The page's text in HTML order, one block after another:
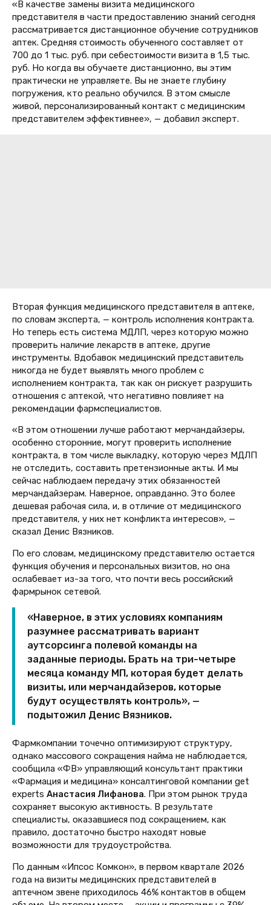
«В качестве замены визита медицинского
представителя в части предоставлению знаний сегодня
рассматривается дистанционное обучение сотрудников
аптек. Средняя стоимость обученного составляет от
700 до 1 тыс. руб. при себестоимости визита в 1,5 тыс.
руб. Но когда вы обучаете дистанционно, вы этим
практически не управляете. Вы не знаете глубину
погружения, кто реально обучился. В этом смысле
живой, персонализированный контакт с медицинским
представителем эффективнее», — добавил эксперт.
Вторая функция медицинского представителя в аптеке,
по словам эксперта, — контроль исполнения контракта.
Но теперь есть система МДЛП, через которую можно
проверить наличие лекарств в аптеке, другие
инструменты. Вдобавок медицинский представитель
никогда не будет выявлять много проблем с
исполнением контракта, так как он рискует разрушить
отношения с аптекой, что негативно повлияет на
рекомендации фармспециалистов.
«В этом отношении лучше работают мерчандайзеры,
особенно сторонние, могут проверить исполнение
контракта, в том числе выкладку, которую через МДЛП
не отследить, составить претензионные акты. И мы
сейчас наблюдаем передачу этих обязанностей
мерчандайзерам. Наверное, оправданно. Это более
дешевая рабочая сила, и, в отличие от медицинского
представителя, у них нет конфликта интересов», —
сказал Денис Вязников.
По его словам, медицинскому представителю остается
функция обучения и персональных визитов, но она
ослабевает из-за того, что почти весь российский
фармрынок сетевой.
«Наверное, в этих условиях компаниям
разумнее рассматривать вариант
аутсорсинга полевой команды на
заданные периоды. Брать на три-четыре
месяца команду МП, которая будет делать
визиты, или мерчандайзеров, которые
будут осуществлять контроль», —
подытожил Денис Вязников.
Фармкомпании точечно оптимизируют структуру,
однако массового сокращения найма не наблюдается,
сообщила «ФВ» управляющий консультант практики
«Фармация и медицина» консалтинговой компании get
experts Анастасия Лифанова. При этом рынок труда
сохраняет высокую активность. В результате
специалисты, оказавшиеся под сокращением, как
правило, достаточно быстро находят новые
возможности для трудоустройства.
По данным «Ипсос Комкон», в первом квартале 2026
года на визиты медицинских представителей в
аптечном звене приходилось 46% контактов в общем